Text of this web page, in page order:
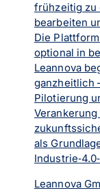
frühzeitig zu
bearbeiten
Die
optional in
Leannova
ganzheitlich
Pilotierung
als
Leannova